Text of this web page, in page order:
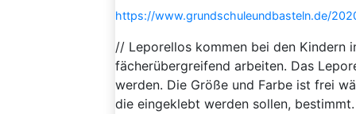
https://www.grundschuleundbasteln.de/
// Leporellos kommen bei den Kindern
fächerübergreifend arbeiten. Das
werden. Die Größe und Farbe ist frei
die eingeklebt werden sollen,